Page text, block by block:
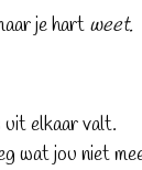
je hart weet.
elkaar valt.
wat jou niet